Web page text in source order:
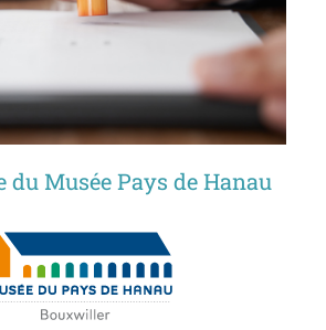
du Musée Pays de Hanau